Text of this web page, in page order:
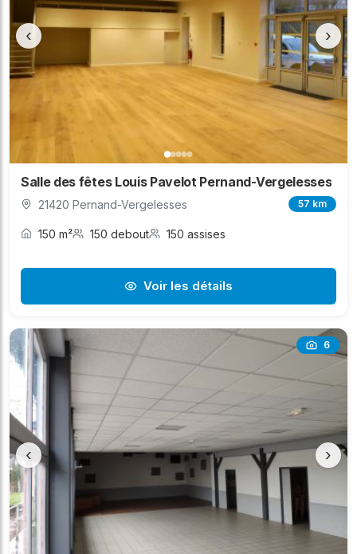
‹ ›
Salle des fêtes Louis Pavelot Pernand-Vergelesses
21420 Pernand-Vergelesses 57 km
150 m² 150 debout 150 assises
Voir les détails
6
‹ ›